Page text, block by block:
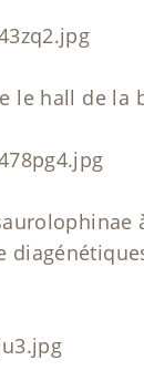
le hall de la